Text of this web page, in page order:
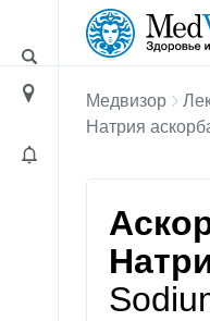
Медвизор
Натрия